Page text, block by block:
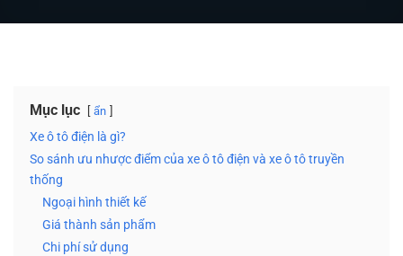
Mục lục ẩn
Xe ô tô điện là gì?
So sánh ưu nhược điểm của xe ô tô điện và xe ô tô truyền
thống
Ngoại hình thiết kế
Giá thành sản phẩm
Chi phí sử dụng